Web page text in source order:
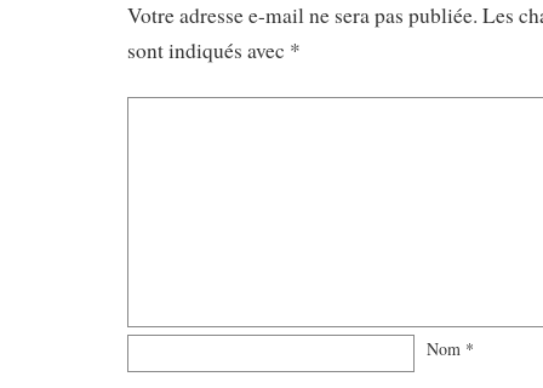
Votre adresse e-mail ne sera pas publiée. Les
sont indiqués avec *
Nom *